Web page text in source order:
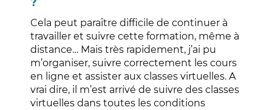
Cela peut paraître difficile de continuer à
travailler et suivre cette formation, même à
distance… Mais très rapidement, j’ai pu
m’organiser, suivre correctement les cours
en ligne et assister aux classes virtuelles. A
vrai dire, il m’est arrivé de suivre des classes
virtuelles dans toutes les conditions